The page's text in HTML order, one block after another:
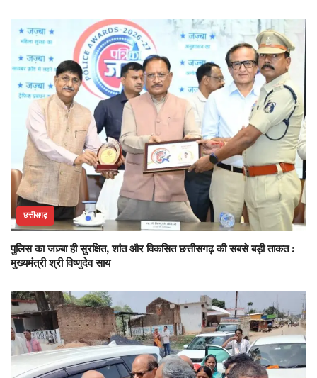
छत्तीसगढ़
पुलिस का जज़्बा ही सुरक्षित, शांत और विकसित छत्तीसगढ़ की सबसे बड़ी ताकत :
मुख्यमंत्री श्री विष्णुदेव साय